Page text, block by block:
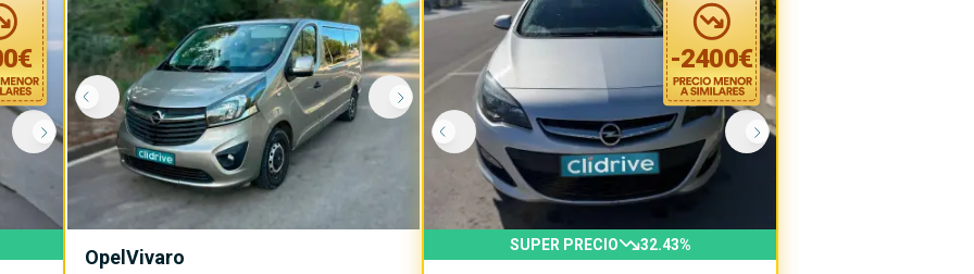
€
Opel Vivaro
-2400€
SUPER PRECIO 32.43%